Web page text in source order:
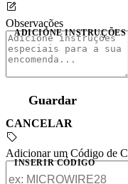
Observações
ADICIONE INSTRUÇÕES
Guardar
CANCELAR
Adicionar um Código de
INSERIR CÓDIGO